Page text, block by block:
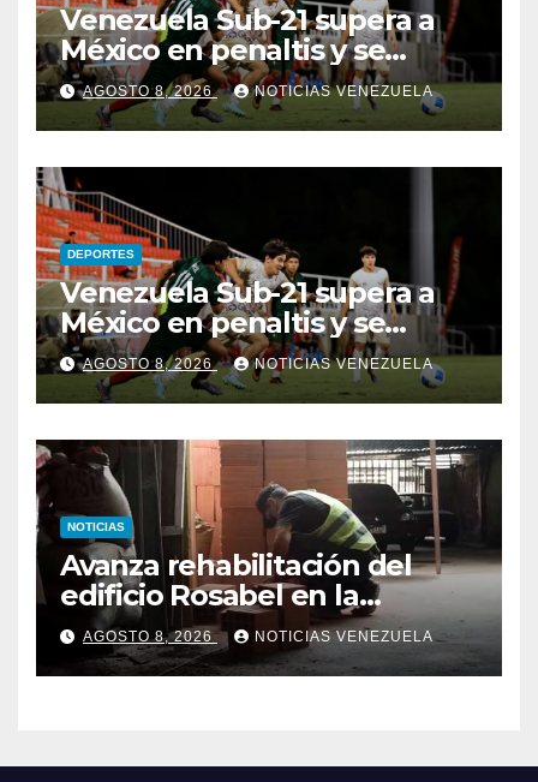
Venezuela Sub-21 supera a
México en penaltis y se
adjudica el oro
AGOSTO 8, 2026 NOTICIAS VENEZUELA
DEPORTES
Venezuela Sub-21 supera a
México en penaltis y se
adjudica el oro
AGOSTO 8, 2026 NOTICIAS VENEZUELA
NOTICIAS
Avanza rehabilitación del
edificio Rosabel en la
parroquia San José de
Caracas
AGOSTO 8, 2026 NOTICIAS VENEZUELA